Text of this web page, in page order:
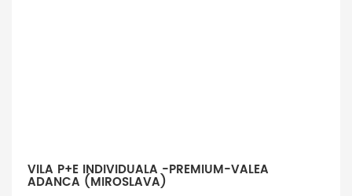
VILA P+E INDIVIDUALA -PREMIUM-VALEA
ADANCA (MIROSLAVA)